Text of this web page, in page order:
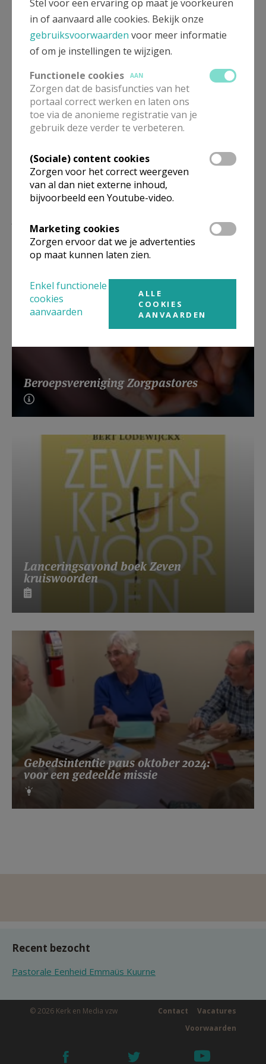
parochieassistent pastoraal medewerker
Werken in de parochie
Deel dit artikel
Beroepsvereniging Zorgpastores
Lanceringsavond boek Zeven
kruiswoorden
Gebedsintentie paus oktober 2024:
voor een gedeelde missie
Recent bezocht
Pastorale Eenheid Emmaüs Kuurne
© 2026 Kerk en Media vzw Vacatures
Contact
Voorwaarden
Stel voor een ervaring op maat je voorkeuren
in of aanvaard alle cookies. Bekijk onze
gebruiksvoorwaarden voor meer informatie
of om je instellingen te wijzigen.
Functionele cookies
AAN
Zorgen dat de basisfuncties van het
portaal correct werken en laten ons
toe via de anonieme registratie van je
gebruik deze verder te verbeteren.
(Sociale) content cookies
Zorgen voor het correct weergeven
van al dan niet externe inhoud,
bijvoorbeeld een Youtube-video.
Marketing cookies
Zorgen ervoor dat we je advertenties
op maat kunnen laten zien.
Enkel functionele
cookies
aanvaarden
ALLE
COOKIES
AANVAARDEN